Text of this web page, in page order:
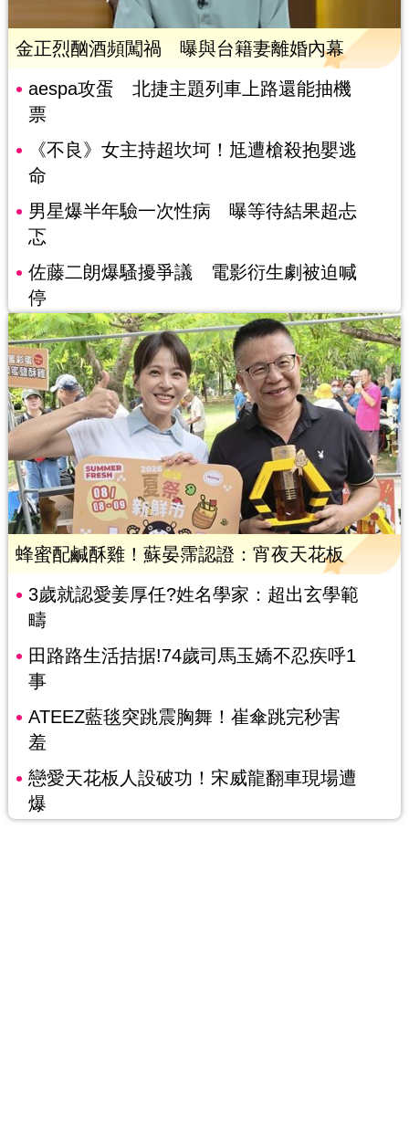
金正烈酗酒頻闖禍 曝與台籍妻離婚內幕
aespa攻蛋 北捷主題列車上路還能抽機
票
《不良》女主持超坎坷！尪遭槍殺抱嬰逃
命
男星爆半年驗一次性病 曝等待結果超忐
忑
佐藤二朗爆騷擾爭議 電影衍生劇被迫喊
停
蜂蜜配鹹酥雞！蘇晏霈認證：宵夜天花板
3歲就認愛姜厚任?姓名學家：超出玄學範
疇
田路路生活拮据!74歲司馬玉嬌不忍疾呼1
事
ATEEZ藍毯突跳震胸舞！崔傘跳完秒害
羞
戀愛天花板人設破功！宋威龍翻車現場遭
爆